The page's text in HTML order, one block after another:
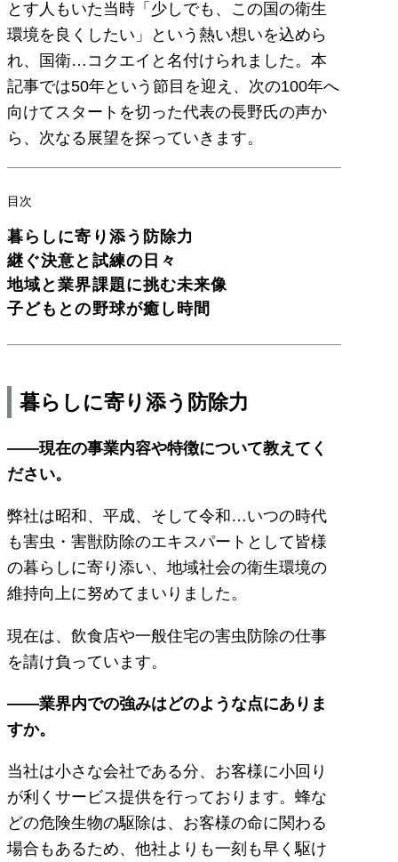
とす人もいた当時「少しでも、この国の衛生
環境を良くしたい」という熱い想いを込めら
れ、国衛…コクエイと名付けられました。本
記事では50年という節目を迎え、次の100年へ
向けてスタートを切った代表の長野氏の声か
ら、次なる展望を探っていきます。
目次
暮らしに寄り添う防除力
継ぐ決意と試練の日々
地域と業界課題に挑む未来像
子どもとの野球が癒し時間
暮らしに寄り添う防除力
――現在の事業内容や特徴について教えてく
ださい。
弊社は昭和、平成、そして令和…いつの時代
も害虫・害獣防除のエキスパートとして皆様
の暮らしに寄り添い、地域社会の衛生環境の
維持向上に努めてまいりました。
現在は、飲食店や一般住宅の害虫防除の仕事
を請け負っています。
――業界内での強みはどのような点にありま
すか。
当社は小さな会社である分、お客様に小回り
が利くサービス提供を行っております。蜂な
どの危険生物の駆除は、お客様の命に関わる
場合もあるため、他社よりも一刻も早く駆け